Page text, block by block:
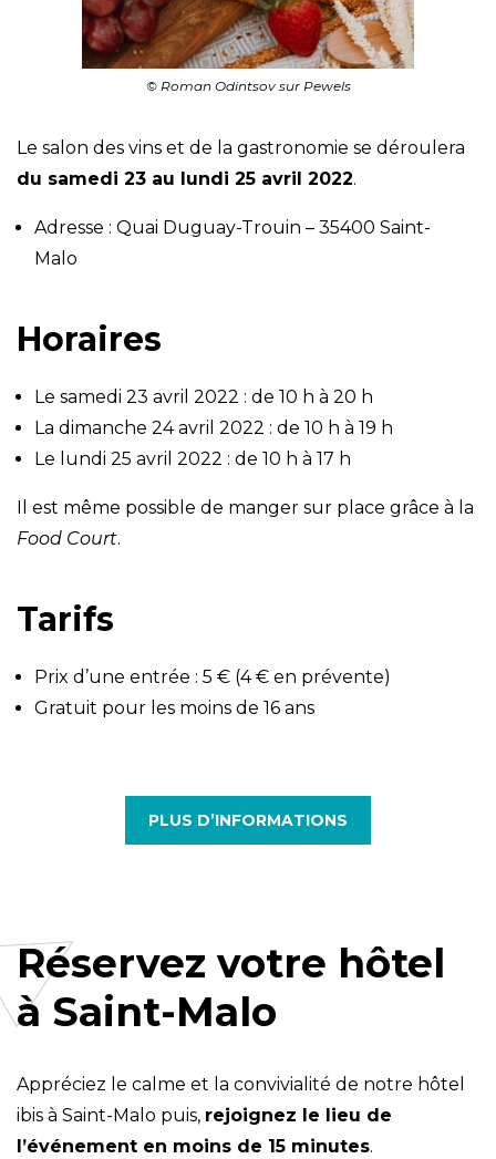
© Roman Odintsov sur Pewels
Le salon des vins et de la gastronomie se déroulera
du samedi 23 au lundi 25 avril 2022.
Adresse : Quai Duguay-Trouin – 35400 Saint-
Malo
Horaires
Le samedi 23 avril 2022 : de 10 h à 20 h
La dimanche 24 avril 2022 : de 10 h à 19 h
Le lundi 25 avril 2022 : de 10 h à 17 h
Il est même possible de manger sur place grâce à la
Food Court.
Tarifs
Prix d’une entrée : 5 € (4 € en prévente)
Gratuit pour les moins de 16 ans
PLUS D’INFORMATIONS
Réservez votre hôtel
à Saint-Malo
Appréciez le calme et la convivialité de notre hôtel
ibis à Saint-Malo puis, rejoignez le lieu de
l’événement en moins de 15 minutes.